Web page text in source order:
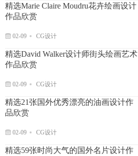
精选Marie Claire Moudru花卉绘画设计
作品欣赏
02-09 CG设计
精选David Walker设计师街头绘画艺术
作品欣赏
02-09 CG设计
精选21张国外优秀漂亮的油画设计作
品欣赏
02-09 CG设计
精选59张时尚大气的国外名片设计作